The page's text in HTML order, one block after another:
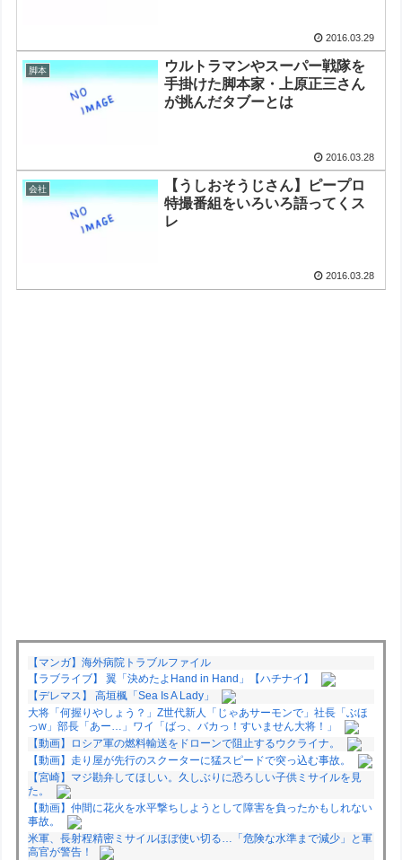
2016.03.29
脚本
ウルトラマンやスーパー戦隊を
手掛けた脚本家・上原正三さん
が挑んだタブーとは
2016.03.28
会社
【うしおそうじさん】ピープロ
特撮番組をいろいろ語ってくス
レ
2016.03.28
【マンガ】海外病院トラブルファイル
【ラブライブ】 翼「決めたよHand in Hand」【ハチナイ】
【デレマス】 高垣楓「Sea Is A Lady」
大将「何握りやしょう？」Z世代新人「じゃあサーモンで」社長「ぶほ
っw」部長「あー…」ワイ「ばっ、バカっ！すいません大将！」
【動画】ロシア軍の燃料輸送をドローンで阻止するウクライナ。
【動画】走り屋が先行のスクーターに猛スピードで突っ込む事故。
【宮崎】マジ勘弁してほしい。久しぶりに恐ろしい子供ミサイルを見
た。
【動画】仲間に花火を水平撃ちしようとして障害を負ったかもしれない
事故。
米軍、長射程精密ミサイルほぼ使い切る…「危険な水準まで減少」と軍
高官が警告！